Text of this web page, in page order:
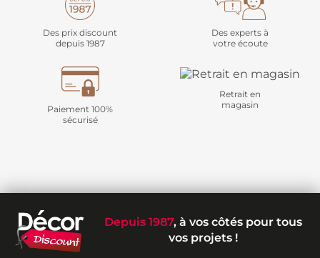
Des prix discount
depuis 1987
Des experts à
votre écoute
Paiement 100%
sécurisé
Retrait en
magasin
Depuis 1987, à vos côtés pour tous
vos projets !